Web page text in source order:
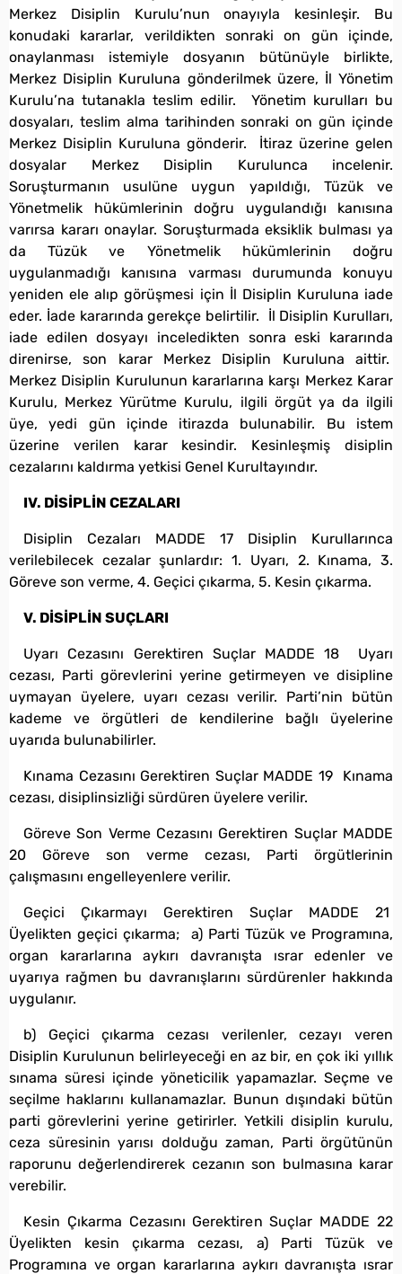
Merkez Disiplin Kurulu’nun onayıyla kesinleşir. Bu
konudaki kararlar, verildikten sonraki on gün içinde,
onaylanması istemiyle dosyanın bütünüyle birlikte,
Merkez Disiplin Kuruluna gönderilmek üzere, İl Yönetim
Kurulu’na tutanakla teslim edilir. Yönetim kurulları bu
dosyaları, teslim alma tarihinden sonraki on gün içinde
Merkez Disiplin Kuruluna gönderir. İtiraz üzerine gelen
dosyalar Merkez Disiplin Kurulunca incelenir.
Soruşturmanın usulüne uygun yapıldığı, Tüzük ve
Yönetmelik hükümlerinin doğru uygulandığı kanısına
varırsa kararı onaylar. Soruşturmada eksiklik bulması ya
da Tüzük ve Yönetmelik hükümlerinin doğru
uygulanmadığı kanısına varması durumunda konuyu
yeniden ele alıp görüşmesi için İl Disiplin Kuruluna iade
eder. İade kararında gerekçe belirtilir. İl Disiplin Kurulları,
iade edilen dosyayı inceledikten sonra eski kararında
direnirse, son karar Merkez Disiplin Kuruluna aittir.
Merkez Disiplin Kurulunun kararlarına karşı Merkez Karar
Kurulu, Merkez Yürütme Kurulu, ilgili örgüt ya da ilgili
üye, yedi gün içinde itirazda bulunabilir. Bu istem
üzerine verilen karar kesindir. Kesinleşmiş disiplin
cezalarını kaldırma yetkisi Genel Kurultayındır.
IV. DİSİPLİN CEZALARI
Disiplin Cezaları MADDE 17 Disiplin Kurullarınca
verilebilecek cezalar şunlardır: 1. Uyarı, 2. Kınama, 3.
Göreve son verme, 4. Geçici çıkarma, 5. Kesin çıkarma.
V. DİSİPLİN SUÇLARI
Uyarı Cezasını Gerektiren Suçlar MADDE 18 Uyarı
cezası, Parti görevlerini yerine getirmeyen ve disipline
uymayan üyelere, uyarı cezası verilir. Parti’nin bütün
kademe ve örgütleri de kendilerine bağlı üyelerine
uyarıda bulunabilirler.
Kınama Cezasını Gerektiren Suçlar MADDE 19 Kınama
cezası, disiplinsizliği sürdüren üyelere verilir.
Göreve Son Verme Cezasını Gerektiren Suçlar MADDE
20 Göreve son verme cezası, Parti örgütlerinin
çalışmasını engelleyenlere verilir.
Geçici Çıkarmayı Gerektiren Suçlar MADDE 21
Üyelikten geçici çıkarma; a) Parti Tüzük ve Programına,
organ kararlarına aykırı davranışta ısrar edenler ve
uyarıya rağmen bu davranışlarını sürdürenler hakkında
uygulanır.
b) Geçici çıkarma cezası verilenler, cezayı veren
Disiplin Kurulunun belirleyeceği en az bir, en çok iki yıllık
sınama süresi içinde yöneticilik yapamazlar. Seçme ve
seçilme haklarını kullanamazlar. Bunun dışındaki bütün
parti görevlerini yerine getirirler. Yetkili disiplin kurulu,
ceza süresinin yarısı dolduğu zaman, Parti örgütünün
raporunu değerlendirerek cezanın son bulmasına karar
verebilir.
Kesin Çıkarma Cezasını Gerektiren Suçlar MADDE 22
Üyelikten kesin çıkarma cezası, a) Parti Tüzük ve
Programına ve organ kararlarına aykırı davranışta ısrar